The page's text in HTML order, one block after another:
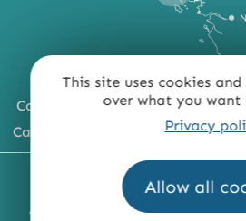
This site uses cookies
over what you
Privacy
Allow all
Comment venir ?
Carte du territoire
MENTIONS LÉGALES
ACCESSIBILITÉ : NON CONFORME